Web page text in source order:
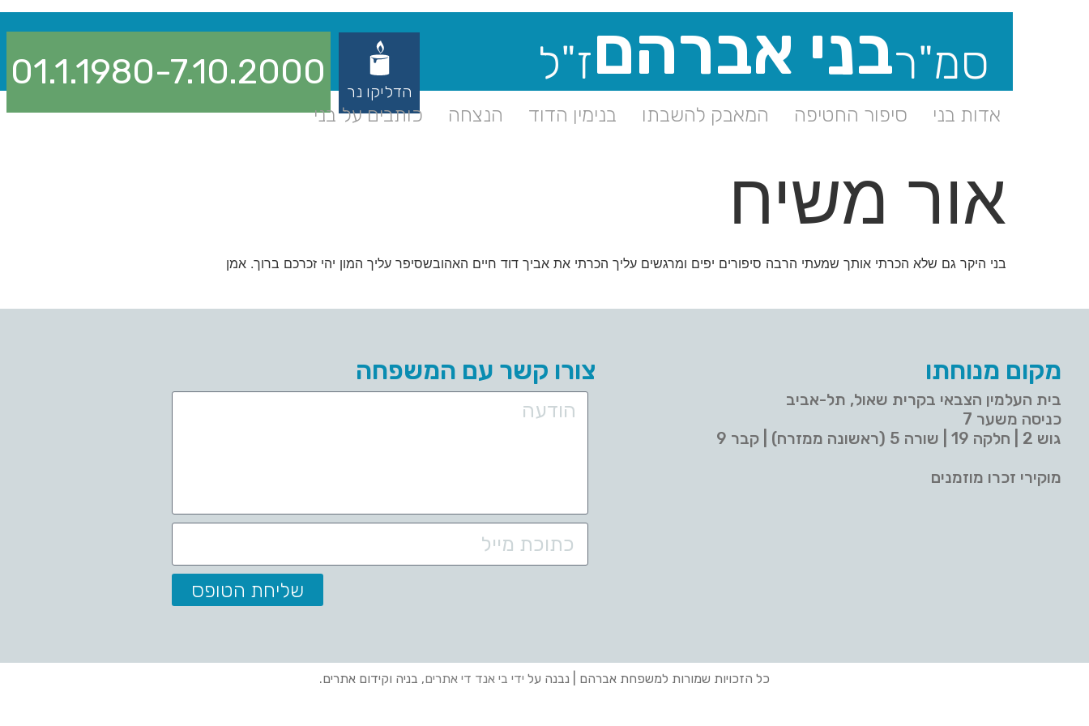
סמ"רבני אברהםז"ל
אדות בני סיפור החטיפה המאבק להשבתו בנימין הדוד הנצחה כותבים על בני
הדליקו נר 01.1.1980-7.10.2000
אור משיח
בני היקר גם שלא הכרתי אותך שמעתי הרבה סיפורים יפים ומרגשים עליך הכרתי את אביך דוד חיים האהובשסיפר עליך המון יהי זכרכם ברוך. אמן
מקום מנוחתו
בית העלמין הצבאי בקרית שאול, תל-אביב
כניסה משער 7
גוש 2 | חלקה 19 | שורה 5 (ראשונה ממזרח) | קבר 9
מוקירי זכרו מוזמנים
צורו קשר עם המשפחה
שליחת הטופס
כל הזכויות שמורות למשפחת אברהם | נבנה על ידי בי אנד די אתרים, בניה וקידום אתרים.